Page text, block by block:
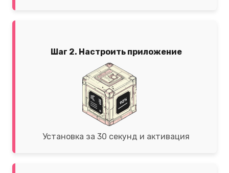
Шаг 2. Настроить приложение
Установка за 30 секунд и активация